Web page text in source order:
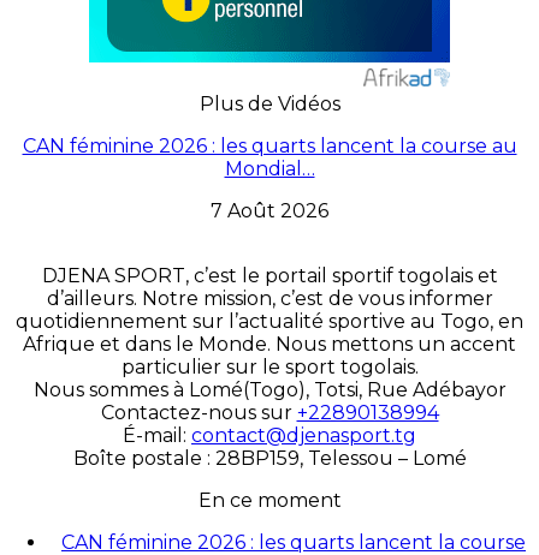
Plus de Vidéos
CAN féminine 2026 : les quarts lancent la course au
Mondial…
7 Août 2026
DJENA SPORT, c’est le portail sportif togolais et
d’ailleurs. Notre mission, c’est de vous informer
quotidiennement sur l’actualité sportive au Togo, en
Afrique et dans le Monde. Nous mettons un accent
particulier sur le sport togolais.
Nous sommes à Lomé(Togo), Totsi, Rue Adébayor
Contactez-nous sur +22890138994
É-mail: contact@djenasport.tg
Boîte postale : 28BP159, Telessou – Lomé
En ce moment
CAN féminine 2026 : les quarts lancent la course